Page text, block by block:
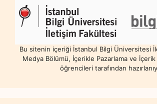
Bu sitenin içeriği İstanbul Bilgi Üniversitesi
Medya Bölümü, İçerikle Pazarlama ve
öğrencileri tarafından